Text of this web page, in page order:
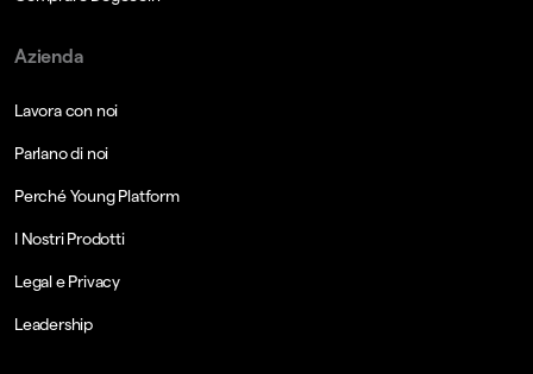
Azienda
Lavora con noi
Parlano di noi
Perché Young Platform
I Nostri Prodotti
Legal e Privacy
Leadership